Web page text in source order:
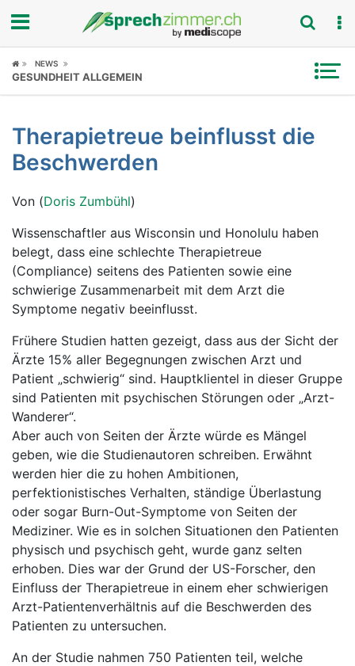
Fokus
Symptome
Ratgeber
Rubriken
NEWS
GESUNDHEIT ALLGEMEIN
Therapietreue beinflusst die
Beschwerden
Von (Doris Zumbühl)
Wissenschaftler aus Wisconsin und Honolulu haben
belegt, dass eine schlechte Therapietreue
(Compliance) seitens des Patienten sowie eine
schwierige Zusammenarbeit mit dem Arzt die
Symptome negativ beeinflusst.
Frühere Studien hatten gezeigt, dass aus der Sicht der
Ärzte 15% aller Begegnungen zwischen Arzt und
Patient „schwierig“ sind. Hauptklientel in dieser Gruppe
sind Patienten mit psychischen Störungen oder „Arzt-
Wanderer“.
Aber auch von Seiten der Ärzte würde es Mängel
geben, wie die Studienautoren schreiben. Erwähnt
werden hier die zu hohen Ambitionen,
perfektionistisches Verhalten, ständige Überlastung
oder sogar Burn-Out-Symptome von Seiten der
Mediziner. Wie es in solchen Situationen den Patienten
physisch und psychisch geht, wurde ganz selten
erhoben. Dies war der Grund der US-Forscher, den
Einfluss der Therapietreue in einem eher schwierigen
Arzt-Patientenverhältnis auf die Beschwerden des
Patienten zu untersuchen.
An der Studie nahmen 750 Patienten teil, welche